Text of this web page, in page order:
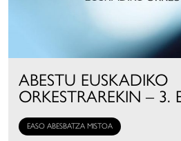
ABESTU EUSKADIKO
ORKESTRAREKIN – 3.
EASO ABESBATZA MISTOA